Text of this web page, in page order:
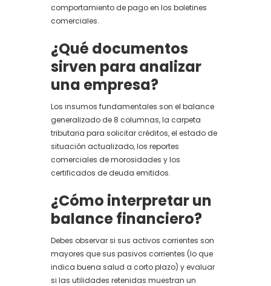
comportamiento de pago en los boletines
comerciales.
¿Qué documentos
sirven para analizar
una empresa?
Los insumos fundamentales son el balance
generalizado de 8 columnas, la carpeta
tributaria para solicitar créditos, el estado de
situación actualizado, los reportes
comerciales de morosidades y los
certificados de deuda emitidos.
¿Cómo interpretar un
balance financiero?
Debes observar si sus activos corrientes son
mayores que sus pasivos corrientes (lo que
indica buena salud a corto plazo) y evaluar
si las utilidades retenidas muestran un